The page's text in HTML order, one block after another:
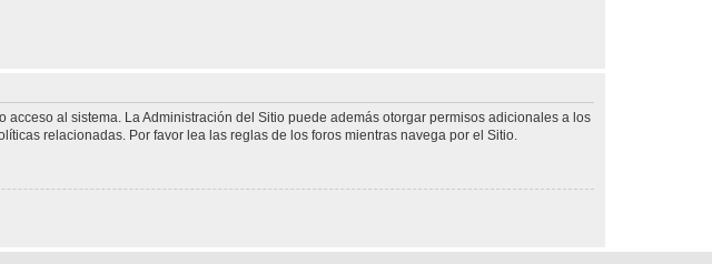
al sistema. La Administración del Sitio puede además otorgar permisos adicionales a los
relacionadas. Por favor lea las reglas de los foros mientras navega por el Sitio.